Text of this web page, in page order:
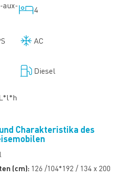
aux-
4
AC
Diesel
Charakteristika des
(cm): 126 /104*192 / 134 x 200